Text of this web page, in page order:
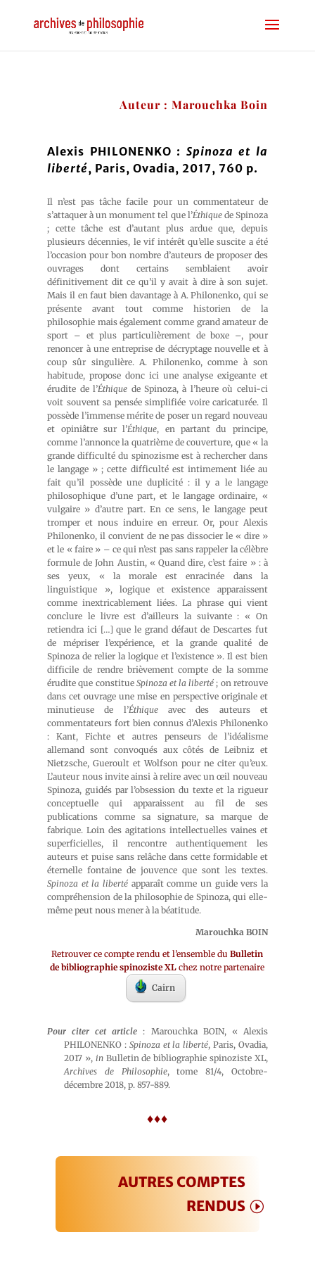
Auteur : Marouchka Boin
Alexis PHILONENKO : Spinoza et la
liberté, Paris, Ovadia, 2017, 760 p.
Il n’est pas tâche facile pour un commentateur de
s’attaquer à un monument tel que l’Éthiquede Spinoza
; cette tâche est d’autant plus ardue que, depuis
plusieurs décennies, le vif intérêt qu’elle suscite a été
l’occasion pour bon nombre d’auteurs de proposer des
ouvrages dont certains semblaient avoir
définitivement dit ce qu’il y avait à dire à son sujet.
Mais il en faut bien davantage à A. Philonenko, qui se
présente avant tout comme historien de la
philosophie mais également comme grand amateur de
sport – et plus particulièrement de boxe –, pour
renoncer à une entreprise de décryptage nouvelle et à
coup sûr singulière. A. Philonenko, comme à son
habitude, propose donc ici une analyse exigeante et
érudite de l’Éthique de Spinoza, à l’heure où celui-ci
voit souvent sa pensée simplifiée voire caricaturée. Il
possède l’immense mérite de poser un regard nouveau
et opiniâtre sur l’Éthique, en partant du principe,
comme l’annonce la quatrième de couverture, que « la
grande difficulté du spinozisme est à rechercher dans
le langage » ; cette difficulté est intimement liée au
fait qu’il possède une duplicité : il y a le langage
philosophique d’une part, et le langage ordinaire, «
vulgaire » d’autre part. En ce sens, le langage peut
tromper et nous induire en erreur. Or, pour Alexis
Philonenko, il convient de ne pas dissocier le « dire »
et le « faire » – ce qui n’est pas sans rappeler la célèbre
formule de John Austin, « Quand dire, c’est faire » : à
ses yeux, « la morale est enracinée dans la
linguistique », logique et existence apparaissent
comme inextricablement liées. La phrase qui vient
conclure le livre est d’ailleurs la suivante : « On
retiendra ici […] que le grand défaut de Descartes fut
de mépriser l’expérience, et la grande qualité de
Spinoza de relier la logique et l’existence ». Il est bien
difficile de rendre brièvement compte de la somme
érudite que constitue Spinoza et la liberté ; on retrouve
dans cet ouvrage une mise en perspective originale et
minutieuse de l’Éthiqueavec des auteurs et
commentateurs fort bien connus d’Alexis Philonenko
: Kant, Fichte et autres penseurs de l’idéalisme
allemand sont convoqués aux côtés de Leibniz et
Nietzsche, Gueroult et Wolfson pour ne citer qu’eux.
L’auteur nous invite ainsi à relire avec un œil nouveau
Spinoza, guidés par l’obsession du texte et la rigueur
conceptuelle qui apparaissent au fil de ses
publications comme sa signature, sa marque de
fabrique. Loin des agitations intellectuelles vaines et
superficielles, il rencontre authentiquement les
auteurs et puise sans relâche dans cette formidable et
éternelle fontaine de jouvence que sont les textes.
Spinoza et la liberté apparaît comme un guide vers la
compréhension de la philosophie de Spinoza, qui elle-
même peut nous mener à la béatitude.
Marouchka BOIN
Retrouver ce compte rendu et l’ensemble duBulletin
de bibliographie spinoziste XLchez notre partenaire
Cairn
Pour citer cet article : Marouchka BOIN, « Alexis
PHILONENKO : Spinoza et la liberté, Paris, Ovadia,
2017 », inBulletin de bibliographie spinoziste XL,
Archives de Philosophie, tome 81/4, Octobre-
décembre 2018, p. 857-889.
♦♦♦
AUTRES COMPTES
RENDUS